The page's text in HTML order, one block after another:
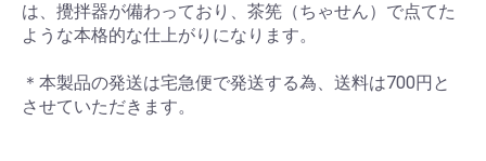
は、攪拌器が備わっており、茶筅（ちゃせん）で点てた
ような本格的な仕上がりになります。
＊本製品の発送は宅急便で発送する為、送料は700円と
させていただきます。